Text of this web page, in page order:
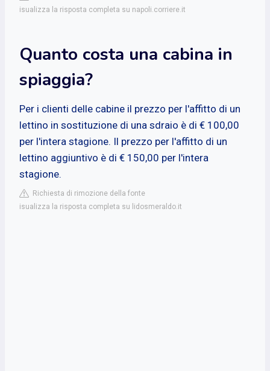
isualizza la risposta completa su napoli.corriere.it
Quanto costa una cabina in
spiaggia?
Per i clienti delle cabine il prezzo per l'affitto di un
lettino in sostituzione di una sdraio è di € 100,00
per l'intera stagione. Il prezzo per l'affitto di un
lettino aggiuntivo è di € 150,00 per l'intera
stagione.
Richiesta di rimozione della fonte
isualizza la risposta completa su lidosmeraldo.it